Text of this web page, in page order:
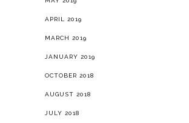
APRIL 2019
MARCH 2019
JANUARY 2019
OCTOBER 2018
AUGUST 2018
JULY 2018